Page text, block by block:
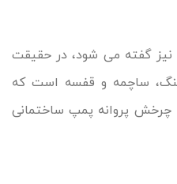
نیز گفته می شود، در حقیقت
ساچمه و قفسه است که
پروانه پمپ ساختمانی